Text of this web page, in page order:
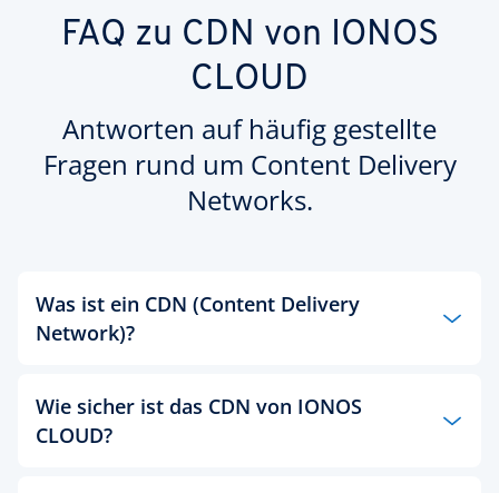
FAQ zu CDN von IONOS
CLOUD
Antworten auf häufig gestellte
Fragen rund um Content Delivery
Networks.
Was ist ein CDN (Content Delivery
Network)?
Verbund von Servern, der strategisch über
verschiedene geografische Standorte verteilt ist.
Wie sicher ist das CDN von IONOS
CLOUD?